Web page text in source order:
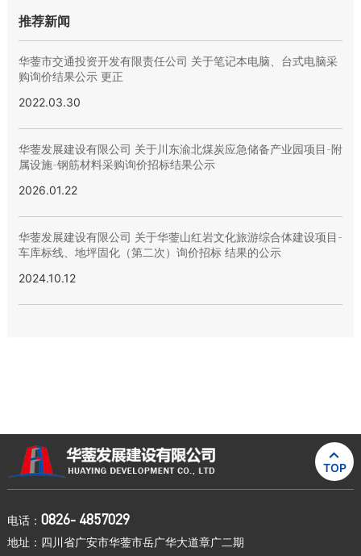
推荐新闻
华蓥市交通投资开发有限责任公司 关于笔记本电脑、台式电脑采
购询价结果公示 更正
2022.03.30
华蓥发展建设有限公司 关于川东渝北煤炭应急储备产业园项目-附
属设施-钢筋材料采购询价招标结果公示
2026.01.22
华蓥发展建设有限公司 关于华蓥山红岩文化旅游综合体建设项目-
车库标线、地坪固化（第二次）询价招标 结果的公示
2024.10.12

TOP
电话： 0826- 4857029
地址：四川省广安市华蓥市岳广华大道章广二期